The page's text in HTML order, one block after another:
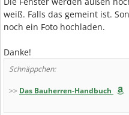
weiß. Falls das gemeint ist.
noch ein Foto hochladen.
Danke!
Schnäppchen:
>> Das Bauherren-Handbuch